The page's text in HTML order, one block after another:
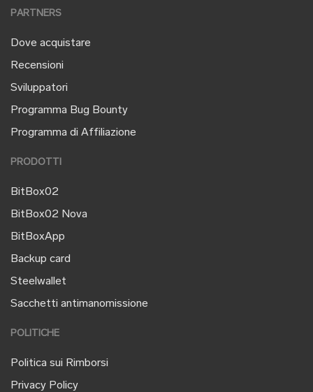
PARTNERS
Dove acquistare
Recensioni
Sviluppatori
Programma Bug Bounty
Programma di Affiliazione
PRODOTTI
BitBox02
BitBox02 Nova
BitBoxApp
Backup card
Steelwallet
Sacchetti antimanomissione
POLITICHE
Politica sui Rimborsi
Privacy Policy